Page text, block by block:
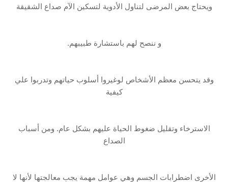
ويحتاج بعض المرضى لتناول الأدوية لتسكين الآم صداع الشقيقة
و ننصح لهم باستشارة طبيبهم.
‏وقد يتحسن معظم الأشخاص لوغيروا أسلوب حياتهم‎ ‎وتدربوا علي
كيفية
الاسترخاء وتقليل ضغوط ‏الحياة عليهم بشكل عام.‏ ومن أسباب
الصداع
الأخرى اضطرابات الجسم وهي عوامل مهمة يجب معالجتها لأنها لا